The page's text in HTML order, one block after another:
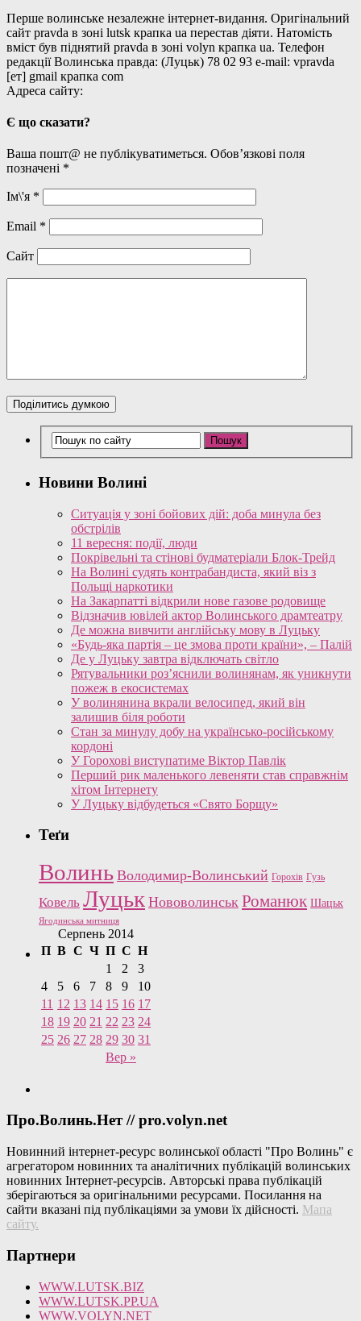
Перше волинське незалежне інтернет-видання. Оригінальний
сайт pravda в зоні lutsk крапка ua перестав діяти. Натомість
вміст був піднятий pravda в зоні volyn крапка ua. Телефон
редакції Волинська правда: (Луцьк) 78 02 93 e-mail: vpravda
[ет] gmail крапка com
Адреса сайту:
Є що сказати?
Ваша пошт@ не публікуватиметься. Обов’язкові поля
позначені *
Ім\'я *
Email *
Сайт
Новини Волині
Ситуація у зоні бойових дій: доба минула без
обстрілів
11 вересня: події, люди
Покрівельні та стінові будматеріали Блок-Трейд
На Волині судять контрабандиста, який віз з
Польщі наркотики
На Закарпатті відкрили нове газове родовище
Відзначив ювілей актор Волинського драмтеатру
Де можна вивчити англійську мову в Луцьку
«Будь-яка партія – це змова проти країни», – Палій
Де у Луцьку завтра відключать світло
Рятувальники роз’яснили волинянам, як уникнути
пожеж в екосистемах
У волинянина вкрали велосипед, який він
залишив біля роботи
Стан за минулу добу на українсько-російському
кордоні
У Горохові виступатиме Віктор Павлік
Перший рик маленького левеняти став справжнім
хітом Інтернету
У Луцьку відбудеться «Свято Борщу»
Теґи
Волинь Володимир-Волинський Горохів Гузь
Ковель Луцьк Нововолинськ Романюк Шацьк
Ягодинська митниця
Серпень 2014
П В С Ч П С Н
Вер »
1 2
3
4
5 6 7 8 9
10
11 12 13 14 15 16 17
18 19 20 21 22 23 24
25 26 27 28 29 30 31
Про.Волинь.Нет // pro.volyn.net
Новинний інтернет-ресурс волинської області "Про Волинь" є
агрегатором новинних та аналітичних публікацій волинських
новинних Інтернет-ресурсів. Авторські права публікацій
зберігаються за оригінальними ресурсами. Посилання на
сайти вказані під публікаціями за умови їх дійсності. Мапа
сайту.
Партнери
WWW.LUTSK.BIZ
WWW.LUTSK.PP.UA
WWW.VOLYN.NET